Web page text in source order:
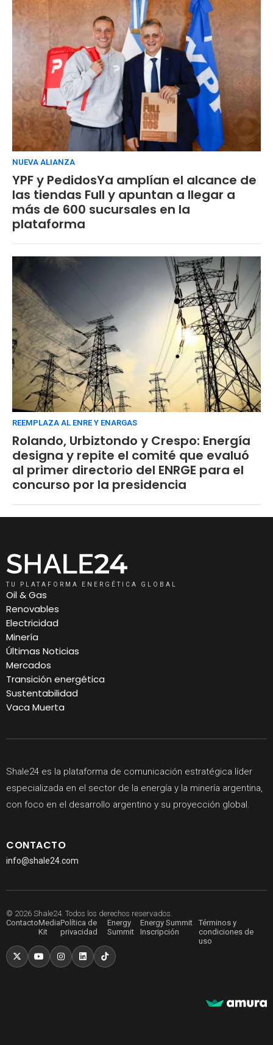
NUEVA ALIANZA
YPF y PedidosYa amplían el alcance de
las tiendas Full y apuntan a llegar a
más de 600 sucursales en la
plataforma
REEMPLAZA AL ENRE Y ENARGAS
Rolando, Urbiztondo y Crespo: Energía
designa y repite el comité que evaluó
al primer directorio del ENRGE para el
concurso por la presidencia
TU PLATAFORMA ENERGÉTICA GLOBAL
Oil & Gas
Renovables
Electricidad
Minería
Últimas Noticias
Mercados
Transición energética
Sustentabilidad
Vaca Muerta
Shale24 es la plataforma de comunicación estratégica líder
especializada en el sector de la energía y la minería argentina,
con foco en el desarrollo argentino y su proyección global.
CONTACTO
info@shale24.com
© 2026 Shale24. Todos los derechos reservados.
ContactoMedia
Kit
Política de
privacidad
Energy
Summit
Energy Summit
Inscripción
Términos y
condiciones de
uso